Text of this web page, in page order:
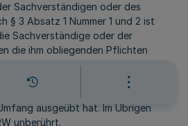
Sachverständigen oder des
§ 3 Absatz 1 Nummer 1 und 2 ist
Sachverständige oder der
die ihm obliegenden Pflichten
hat. Die Anerkennung
wenn die Sachverständige oder
ausgeübt hat. Im Übrigen
unberührt.